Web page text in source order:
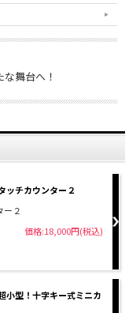
舞台へ！
ッチカウンター２
ー２
価格:18,000円(税込)
小型！十字キー式ミニカ